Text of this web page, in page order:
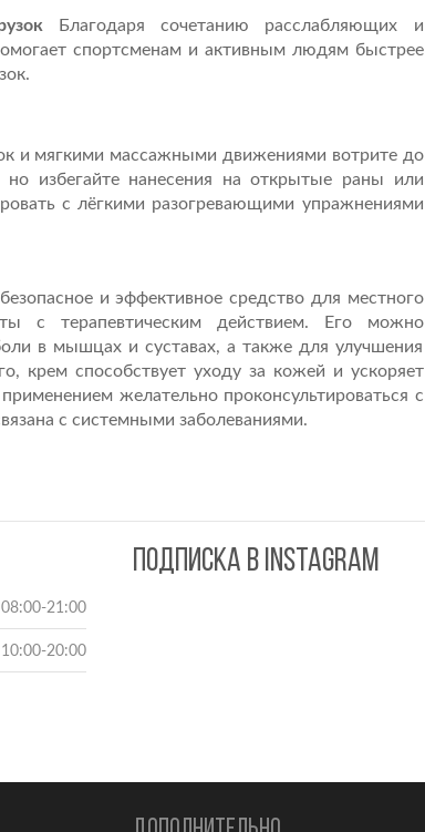
Благодаря сочетанию расслабляющих и
спортсменам и активным людям быстрее
и мягкими массажными движениями вотрите до
избегайте нанесения на открытые раны или
с лёгкими разогревающими упражнениями
и эффективное средство для местного
с терапевтическим действием. Его можно
в мышцах и суставах, а также для улучшения
крем способствует уходу за кожей и ускоряет
желательно проконсультироваться с
с системными заболеваниями.
08:00-21:00
10:00-20:00
ПОДПИСКА В INSTAGRAM